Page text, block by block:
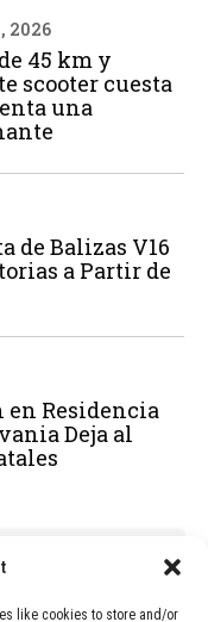
like cookies to store and/or
2026
45 km y
scooter cuesta
una
de Balizas V16
a Partir de
en Residencia
Deja al